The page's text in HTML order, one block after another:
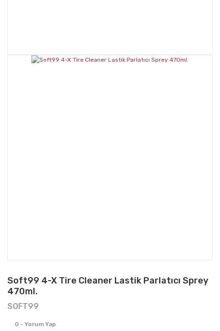
Soft99 4-X Tire Cleaner Lastik Parlatıcı Sprey
470ml.
SOFT99
0 - Yorum Yap